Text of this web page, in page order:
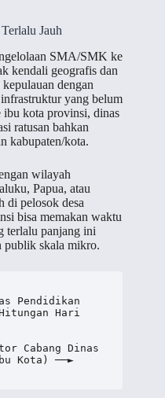
Jauh
SMA/SMK ke
kendali geografis dan
dengan
yang belum
kota provinsi, dinas
ratusan bahkan
kabupaten/kota.
wilayah
Papua, atau
di pelosok desa
bisa memakan waktu
terlalu panjang ini
publik skala mikro.
Hari
Kota) ──►